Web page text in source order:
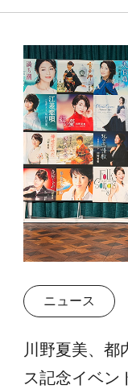
ニュース
川野夏美、都
ス記念イベ